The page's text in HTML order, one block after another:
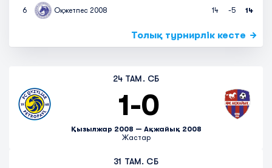
6 Оқжетпес 2008 14 -5 14
Толық турнирлік кесте
31 ТАМ. СБ
24 ТАМ. СБ
1-0
Қызылжар 2008 — Ақжайық 2008
Жастар